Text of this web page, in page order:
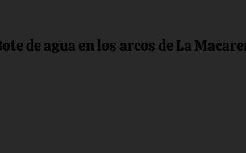
de agua en los arcos de La